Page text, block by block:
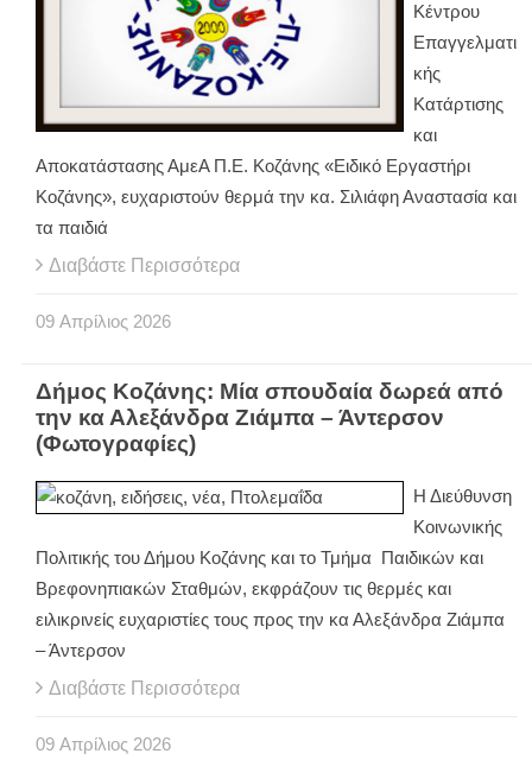
Κέντρου
Επαγγελματι
κής
Κατάρτισης
και
Αποκατάστασης ΑμεΑ Π.Ε. Κοζάνης «Ειδικό Εργαστήρι
Κοζάνης», ευχαριστούν θερμά την κα. Σιλιάφη Αναστασία και
τα παιδιά
Διαβάστε Περισσότερα
09 Απρίλιος 2026
Δήμος Κοζάνης: Μία σπουδαία δωρεά από
την κα Αλεξάνδρα Ζιάμπα – Άντερσον
(Φωτογραφίες)
Η Διεύθυνση
Κοινωνικής
Πολιτικής του Δήμου Κοζάνης και το Τμήμα Παιδικών και
Βρεφονηπιακών Σταθμών, εκφράζουν τις θερμές και
ειλικρινείς ευχαριστίες τους προς την κα Αλεξάνδρα Ζιάμπα
– Άντερσον
Διαβάστε Περισσότερα
09 Απρίλιος 2026